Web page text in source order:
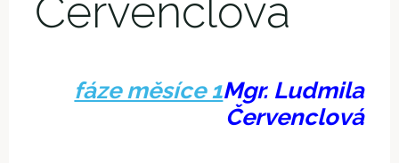
Červenclová
fáze měsíce 1Mgr. Ludmila
Červenclová